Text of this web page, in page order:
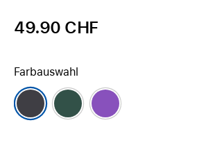
49.90 CHF
Farbauswahl